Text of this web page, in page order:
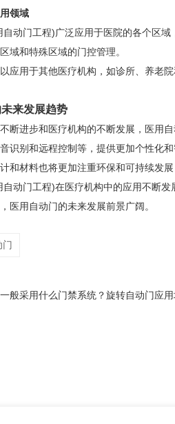
领域
门工程)广泛应用于医院的各个区域
域和特殊区域的门控管理。
用于其他医疗机构，如诊所、养老院
来发展趋势
进步和医疗机构的不断发展，医用自
识别和远程控制等，提供更加个性化和
材料也将更加注重环保和可持续发展
门工程)在医疗机构中的应用不断发
医用自动门的未来发展前景广阔。
门
般采用什么门禁系统？旋转自动门应用场